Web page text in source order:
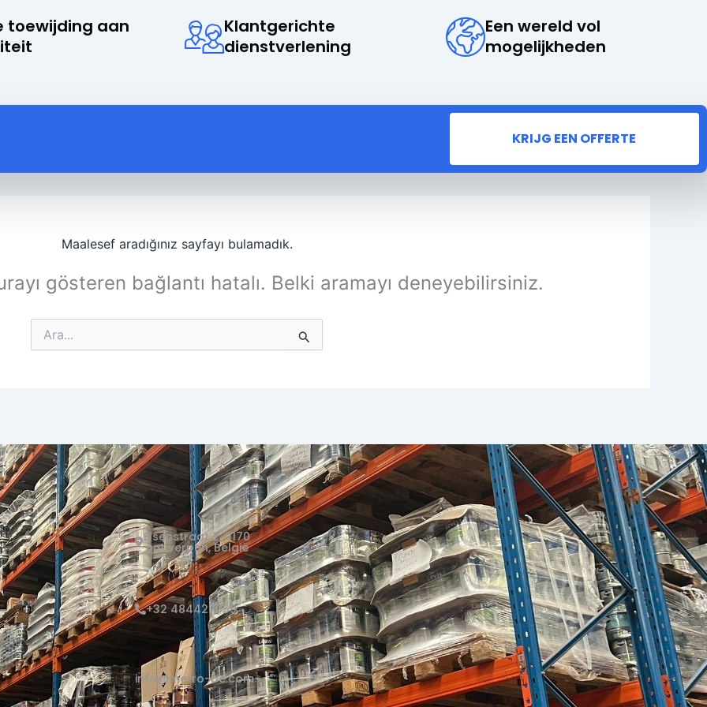
toewijding aan
Klantgerichte
dienstverlening
Een wereld vol
mogelijkheden
KRIJG EEN OFFERTE
Maalesef aradığınız sayfayı bulamadık.
gösteren bağlantı hatalı. Belki aramayı deneyebilirsiniz.
Search
for:
Elsenstraat 2, 2170
Antwerpen, België
+32 484427059
info@metro-be.com